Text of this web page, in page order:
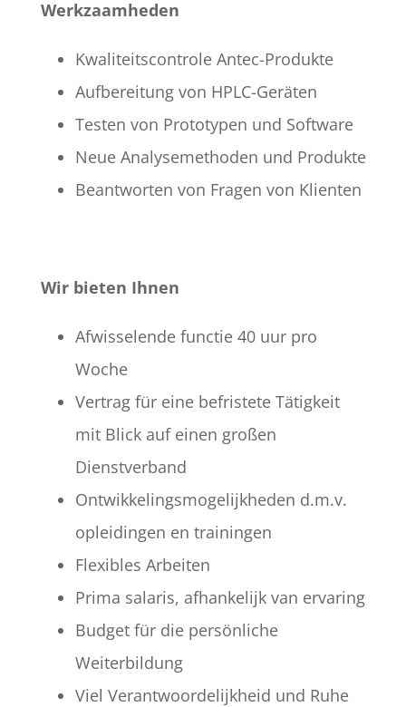
Werkzaamheden
Kwaliteitscontrole Antec-Produkte
Aufbereitung von HPLC-Geräten
Testen von Prototypen und Software
Neue Analysemethoden und Produkte
Beantworten von Fragen von Klienten
Wir bieten Ihnen
Afwisselende functie 40 uur pro
Woche
Vertrag für eine befristete Tätigkeit
mit Blick auf einen großen
Dienstverband
Ontwikkelingsmogelijkheden d.m.v.
opleidingen en trainingen
Flexibles Arbeiten
Prima salaris, afhankelijk van ervaring
Budget für die persönliche
Weiterbildung
Viel Verantwoordelijkheid und Ruhe